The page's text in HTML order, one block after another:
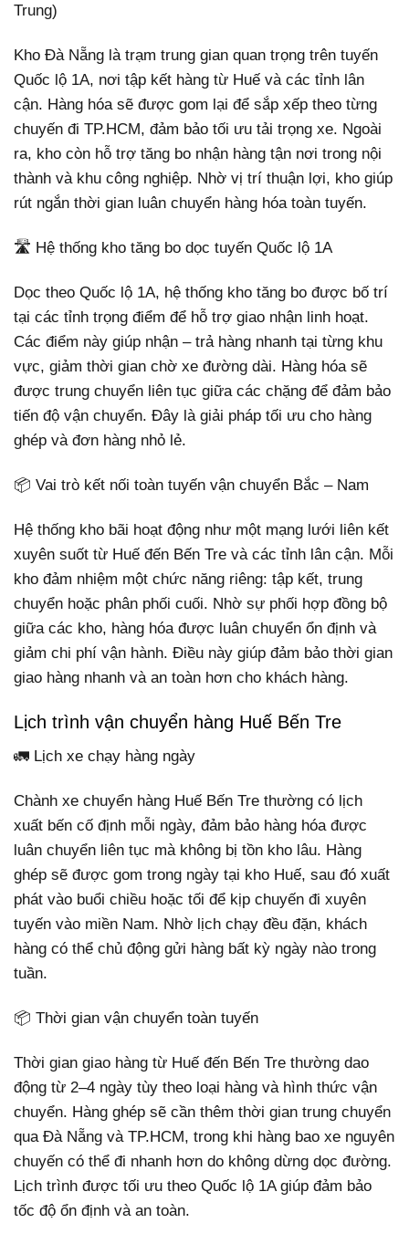
Trung)
Kho Đà Nẵng là trạm trung gian quan trọng trên tuyến
Quốc lộ 1A, nơi tập kết hàng từ Huế và các tỉnh lân
cận. Hàng hóa sẽ được gom lại để sắp xếp theo từng
chuyến đi TP.HCM, đảm bảo tối ưu tải trọng xe. Ngoài
ra, kho còn hỗ trợ tăng bo nhận hàng tận nơi trong nội
thành và khu công nghiệp. Nhờ vị trí thuận lợi, kho giúp
rút ngắn thời gian luân chuyển hàng hóa toàn tuyến.
🛣️ Hệ thống kho tăng bo dọc tuyến Quốc lộ 1A
Dọc theo Quốc lộ 1A, hệ thống kho tăng bo được bố trí
tại các tỉnh trọng điểm để hỗ trợ giao nhận linh hoạt.
Các điểm này giúp nhận – trả hàng nhanh tại từng khu
vực, giảm thời gian chờ xe đường dài. Hàng hóa sẽ
được trung chuyển liên tục giữa các chặng để đảm bảo
tiến độ vận chuyển. Đây là giải pháp tối ưu cho hàng
ghép và đơn hàng nhỏ lẻ.
📦 Vai trò kết nối toàn tuyến vận chuyển Bắc – Nam
Hệ thống kho bãi hoạt động như một mạng lưới liên kết
xuyên suốt từ Huế đến Bến Tre và các tỉnh lân cận. Mỗi
kho đảm nhiệm một chức năng riêng: tập kết, trung
chuyển hoặc phân phối cuối. Nhờ sự phối hợp đồng bộ
giữa các kho, hàng hóa được luân chuyển ổn định và
giảm chi phí vận hành. Điều này giúp đảm bảo thời gian
giao hàng nhanh và an toàn hơn cho khách hàng.
Lịch trình vận chuyển hàng Huế Bến Tre
🚛 Lịch xe chạy hàng ngày
Chành xe chuyển hàng Huế Bến Tre thường có lịch
xuất bến cố định mỗi ngày, đảm bảo hàng hóa được
luân chuyển liên tục mà không bị tồn kho lâu. Hàng
ghép sẽ được gom trong ngày tại kho Huế, sau đó xuất
phát vào buổi chiều hoặc tối để kịp chuyến đi xuyên
tuyến vào miền Nam. Nhờ lịch chạy đều đặn, khách
hàng có thể chủ động gửi hàng bất kỳ ngày nào trong
tuần.
📦 Thời gian vận chuyển toàn tuyến
Thời gian giao hàng từ Huế đến Bến Tre thường dao
động từ 2–4 ngày tùy theo loại hàng và hình thức vận
chuyển. Hàng ghép sẽ cần thêm thời gian trung chuyển
qua Đà Nẵng và TP.HCM, trong khi hàng bao xe nguyên
chuyến có thể đi nhanh hơn do không dừng dọc đường.
Lịch trình được tối ưu theo Quốc lộ 1A giúp đảm bảo
tốc độ ổn định và an toàn.